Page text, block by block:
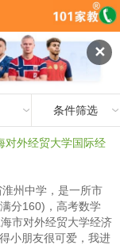
✕
条件筛选
对外经贸大学国际经
州中学，是一所市
分160)，高考数学
市对外经贸大学经济
小朋友很可爱，我进